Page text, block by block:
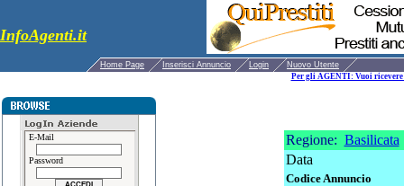
InfoAgenti.it
Home Page Inserisci Annuncio Login
Nuovo Utente
Per gli AGENTI: Vuoi
E-Mail
Password
Regione: Basilicata
Data
Codice Annuncio